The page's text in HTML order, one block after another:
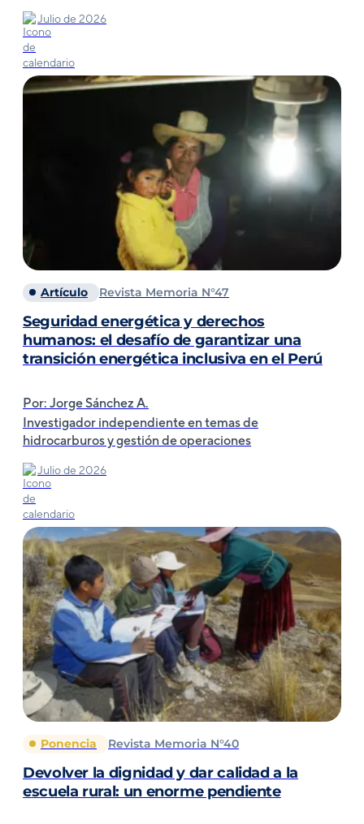
Julio de 2026
Artículo Revista Memoria N°47
Seguridad energética y derechos
humanos: el desafío de garantizar una
transición energética inclusiva en el Perú
Por: Jorge Sánchez A.
Investigador independiente en temas de
hidrocarburos y gestión de operaciones
Julio de 2026
Ponencia Revista Memoria N°40
Devolver la dignidad y dar calidad a la
escuela rural: un enorme pendiente